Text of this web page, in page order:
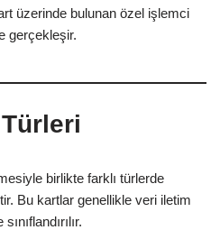
üzerinde bulunan özel işlemci
gerçekleşir.
birlikte farklı türlerde
Bu kartlar genellikle veri iletim